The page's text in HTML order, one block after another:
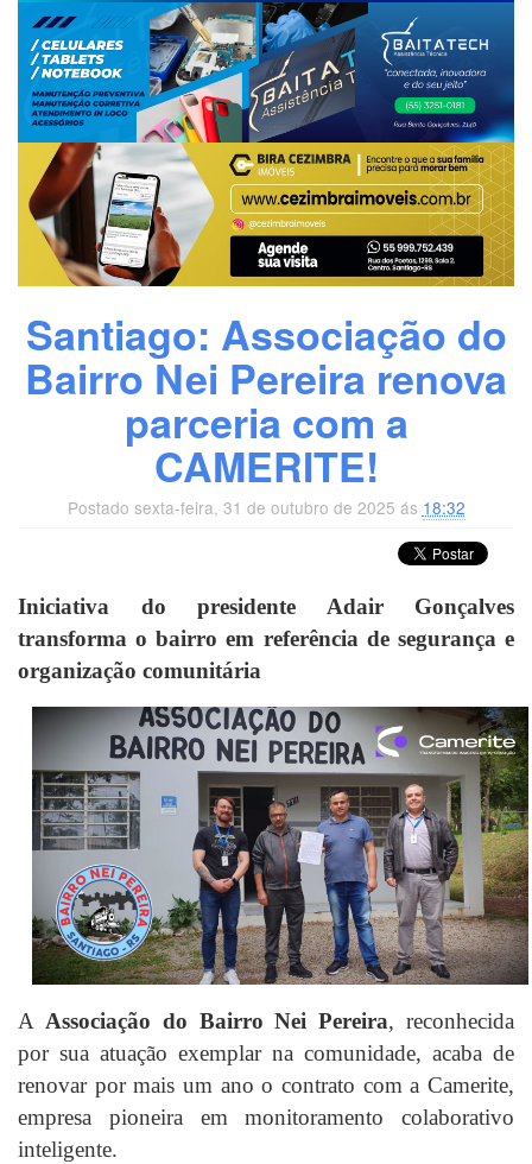
Santiago: Associação do
Bairro Nei Pereira renova
parceria com a
CAMERITE!
Postado sexta-feira, 31 de outubro de 2025 ás 18:32
Iniciativa do presidente Adair Gonçalves
transforma o bairro em referência de segurança e
organização comunitária
A Associação do Bairro Nei Pereira, reconhecida
por sua atuação exemplar na comunidade, acaba de
renovar por mais um ano o contrato com a Camerite,
empresa pioneira em monitoramento colaborativo
inteligente.